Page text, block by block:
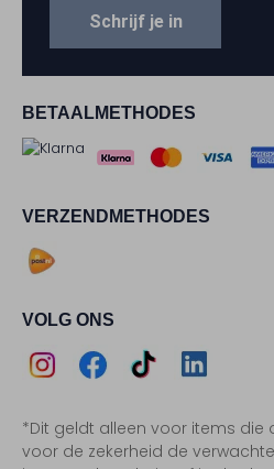
BETAALMETHODES
VERZENDMETHODES
VOLG ONS
Instagram
Facebook
TikTokLinkedIn
*Dit geldt alleen voor items die
voor de zekerheid de
Schrijf je in